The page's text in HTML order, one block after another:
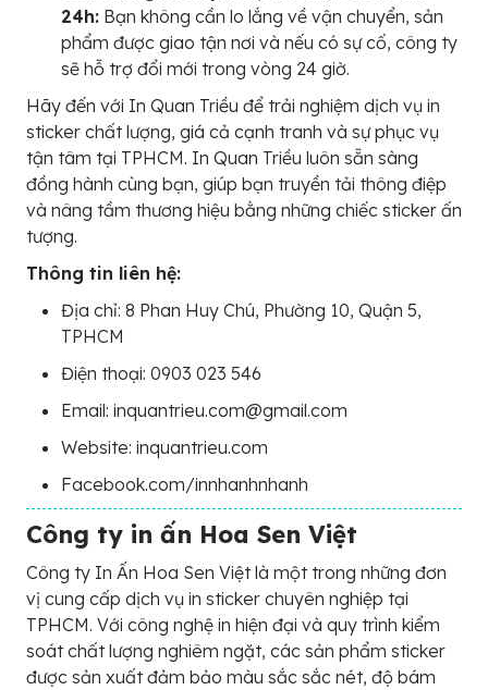
24h: Bạn không cần lo lắng về vận chuyển, sản
phẩm được giao tận nơi và nếu có sự cố, công ty
sẽ hỗ trợ đổi mới trong vòng 24 giờ.
Hãy đến với In Quan Triều để trải nghiệm dịch vụ in
sticker chất lượng, giá cả cạnh tranh và sự phục vụ
tận tâm tại TPHCM. In Quan Triều luôn sẵn sàng
đồng hành cùng bạn, giúp bạn truyền tải thông điệp
và nâng tầm thương hiệu bằng những chiếc sticker ấn
tượng.
Thông tin liên hệ:
Địa chỉ: 8 Phan Huy Chú, Phường 10, Quận 5,
TPHCM
Điện thoại: 0903 023 546
Email: inquantrieu.com@gmail.com
Website: inquantrieu.com
Facebook.com/innhanhnhanh
Công ty in ấn Hoa Sen Việt
Công ty In Ấn Hoa Sen Việt là một trong những đơn
vị cung cấp dịch vụ in sticker chuyên nghiệp tại
TPHCM. Với công nghệ in hiện đại và quy trình kiểm
soát chất lượng nghiêm ngặt, các sản phẩm sticker
được sản xuất đảm bảo màu sắc sắc nét, độ bám